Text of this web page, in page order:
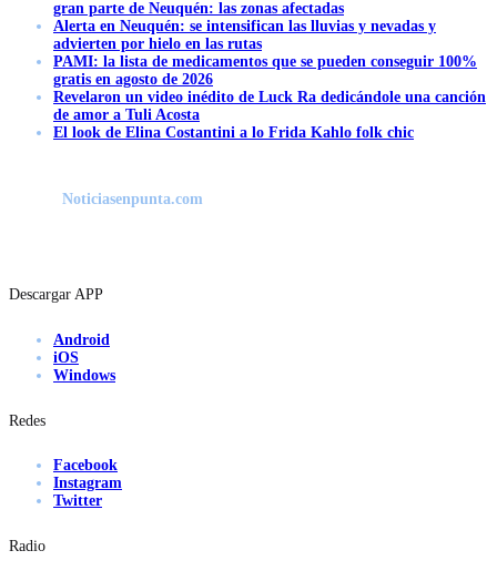
gran parte de Neuquén: las zonas afectadas
Alerta en Neuquén: se intensifican las lluvias y nevadas y
advierten por hielo en las rutas
PAMI: la lista de medicamentos que se pueden conseguir 100%
gratis en agosto de 2026
Revelaron un video inédito de Luck Ra dedicándole una canción
de amor a Tuli Acosta
El look de Elina Costantini a lo Frida Kahlo folk chic
Noticiasenpunta.com
Descargar APP
Android
iOS
Windows
Redes
Facebook
Instagram
Twitter
Radio